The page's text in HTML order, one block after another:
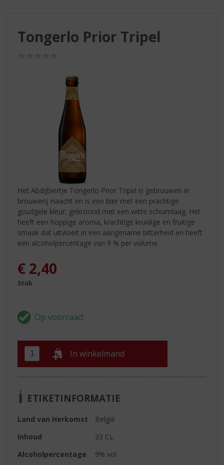
Tongerlo Prior Tripel
Het Abdijbiertje Tongerlo Prior Tripel is gebrouwen in
brouwerij Haacht en is een bier met een prachtige
goudgele kleur, gekroond met een witte schuimlaag. Het
heeft een hoppige aroma, krachtige kruidige en fruitige
smaak dat uitvloeit in een aangename bitterheid en heeft
een alcoholpercentage van 9 % per volume.
€ 2,40
Stuk
In winkelmand
ETIKETINFORMATIE
Land van Herkomst
België
Inhoud
33 CL
Alcoholpercentage
9% vol